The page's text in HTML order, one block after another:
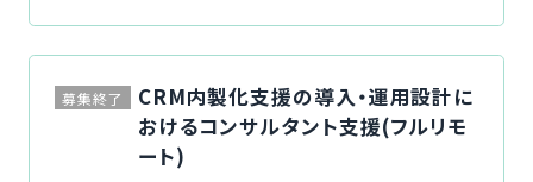
募集終了
CRM内製化支援の導入・運用設計に
おけるコンサルタント支援(フルリモ
ート)